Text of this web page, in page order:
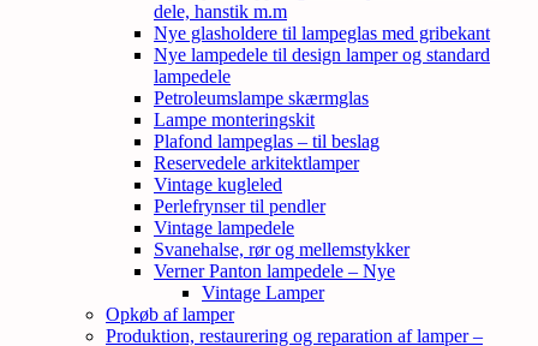
dele, hanstik m.m
Nye glasholdere til lampeglas med gribekant
Nye lampedele til design lamper og standard
lampedele
Petroleumslampe skærmglas
Lampe monteringskit
Plafond lampeglas – til beslag
Reservedele arkitektlamper
Vintage kugleled
Perlefrynser til pendler
Vintage lampedele
Svanehalse, rør og mellemstykker
Verner Panton lampedele – Nye
Vintage Lamper
Opkøb af lamper
Produktion, restaurering og reparation af lamper –